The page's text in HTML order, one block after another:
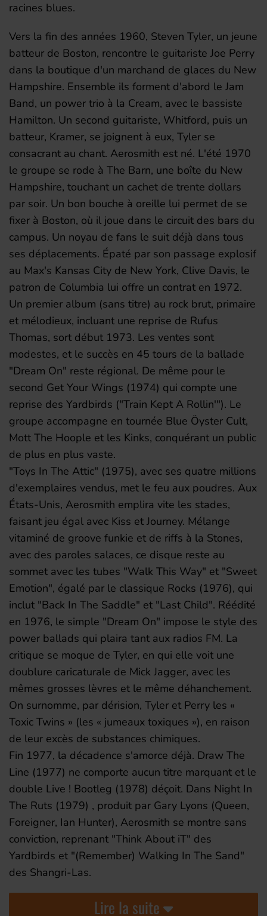
racines blues.
Vers la fin des années 1960, Steven Tyler, un jeune
batteur de Boston, rencontre le guitariste Joe Perry
dans la boutique d'un marchand de glaces du New
Hampshire. Ensemble ils forment d'abord le Jam
Band, un power trio à la Cream, avec le bassiste
Hamilton. Un second guitariste, Whitford, puis un
batteur, Kramer, se joignent à eux, Tyler se
consacrant au chant. Aerosmith est né. L'été 1970
le groupe se rode à The Barn, une boîte du New
Hampshire, touchant un cachet de trente dollars
par soir. Un bon bouche à oreille lui permet de se
fixer à Boston, où il joue dans le circuit des bars du
campus. Un noyau de fans le suit déjà dans tous
ses déplacements. Épaté par son passage explosif
au Max's Kansas City de New York, Clive Davis, le
patron de Columbia lui offre un contrat en 1972.
Un premier album (sans titre) au rock brut, primaire
et mélodieux, incluant une reprise de Rufus
Thomas, sort début 1973. Les ventes sont
modestes, et le succès en 45 tours de la ballade
"Dream On" reste régional. De même pour le
second Get Your Wings (1974) qui compte une
reprise des Yardbirds ("Train Kept A Rollin'"). Le
groupe accompagne en tournée Blue Öyster Cult,
Mott The Hoople et les Kinks, conquérant un public
de plus en plus vaste.
"Toys In The Attic" (1975), avec ses quatre millions
d'exemplaires vendus, met le feu aux poudres. Aux
États-Unis, Aerosmith emplira vite les stades,
faisant jeu égal avec Kiss et Journey. Mélange
vitaminé de groove funkie et de riffs à la Stones,
avec des paroles salaces, ce disque reste au
sommet avec les tubes "Walk This Way" et "Sweet
Emotion", égalé par le classique Rocks (1976), qui
inclut "Back In The Saddle" et "Last Child". Réédité
en 1976, le simple "Dream On" impose le style des
power ballads qui plaira tant aux radios FM. La
critique se moque de Tyler, en qui elle voit une
doublure caricaturale de Mick Jagger, avec les
mêmes grosses lèvres et le même déhanchement.
On surnomme, par dérision, Tyler et Perry les «
Toxic Twins » (les « jumeaux toxiques »), en raison
de leur excès de substances chimiques.
Fin 1977, la décadence s'amorce déjà. Draw The
Line (1977) ne comporte aucun titre marquant et le
double Live ! Bootleg (1978) déçoit. Dans Night In
The Ruts (1979) , produit par Gary Lyons (Queen,
Foreigner, Ian Hunter), Aerosmith se montre sans
conviction, reprenant "Think About iT" des
Yardbirds et "(Remember) Walking In The Sand"
des Shangri-Las.
Lire la suite